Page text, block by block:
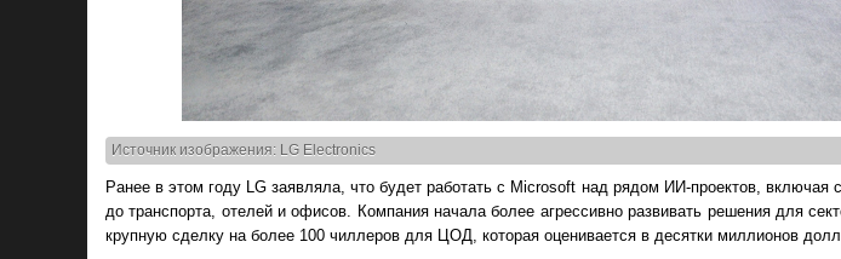
Источник изображения: LG Electronics
Ранее в этом году LG заявляла, что будет работать с Microsoft над рядом ИИ-проектов, включая
до транспорта, отелей и офисов. Компания начала более агрессивно развивать решения для
крупную сделку на более 100 чиллеров для ЦОД, которая оценивается в десятки миллионов